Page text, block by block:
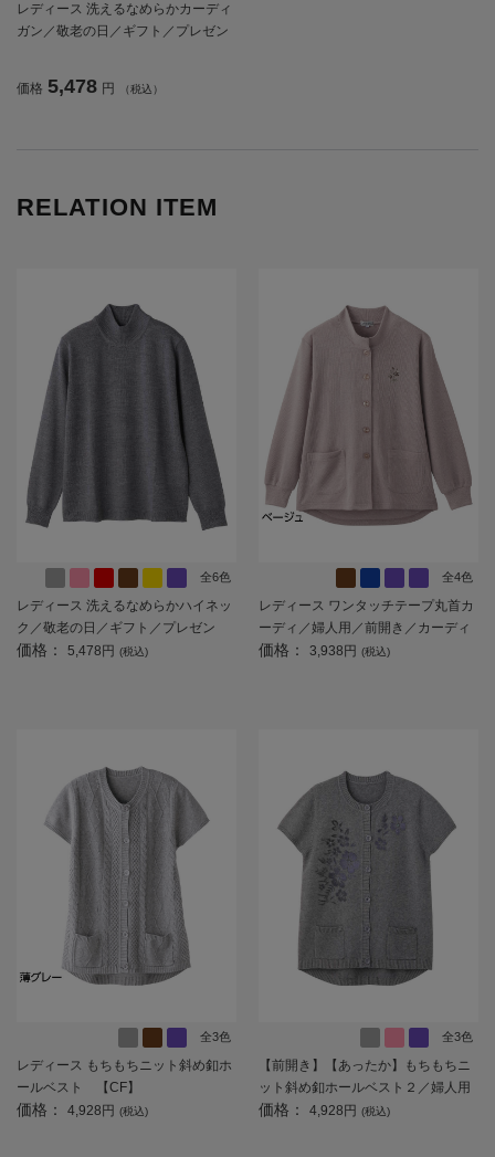
レディース 洗えるなめらかカーディ
ガン／敬老の日／ギフト／プレゼン
価格 5,478 円 （税込）
RELATION ITEM
全6色
レディース 洗えるなめらかハイネッ
ク／敬老の日／ギフト／プレゼン
ト 【CF】
価格： 5,478円 (税込)
全4色
レディース ワンタッチテープ丸首カ
ーディ／婦人用／前開き／カーディ
ガン／敬老の日／ギフト／プレゼン
価格： 3,938円 (税込)
全3色
レディース もちもちニット斜め釦ホ
ールベスト 【CF】
価格： 4,928円 (税込)
全3色
【前開き】【あったか】もちもちニ
ット斜め釦ホールベスト２／婦人用
／レディース／秋冬／お出かけ／名
価格： 4,928円 (税込)